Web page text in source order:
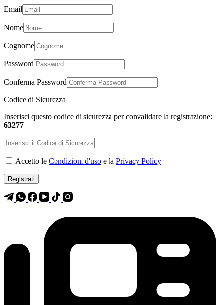
Email
Nome
Cognome
Password
Conferma Password
Codice di Sicurezza
Inserisci questo codice di sicurezza per convalidare la registrazione:
63277
Accetto le Condizioni d'uso e la Privacy Policy